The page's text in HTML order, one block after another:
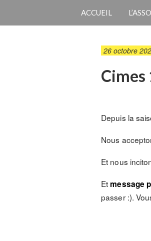
ACCUEIL L’ASSO
26 octobre
Cimes
Depuis la
Nous
Et nous
Et message
passer :).